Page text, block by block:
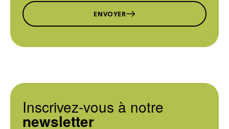
ENVOYER
Inscrivez-vous à notre
newsletter